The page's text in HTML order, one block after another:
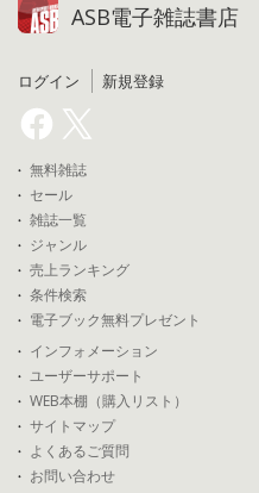
ASB電子雑誌書店
ログイン 新規登録
無料雑誌
セール
雑誌一覧
ジャンル
売上ランキング
条件検索
電子ブック無料プレゼント
インフォメーション
ユーザーサポート
WEB本棚（購入リスト）
サイトマップ
よくあるご質問
お問い合わせ